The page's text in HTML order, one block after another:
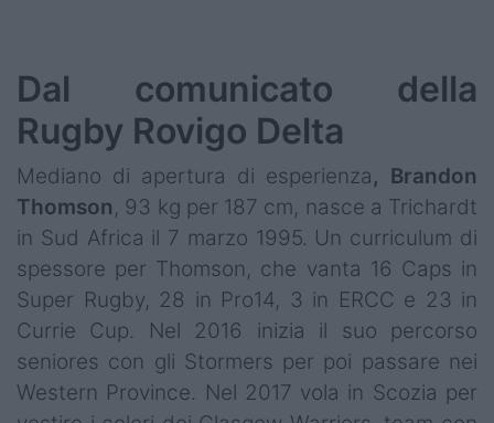
Dal comunicato della
Rugby Rovigo Delta
Mediano di apertura di esperienza, Brandon
Thomson, 93 kg per 187 cm, nasce a Trichardt
in Sud Africa il 7 marzo 1995. Un curriculum di
spessore per Thomson, che vanta 16 Caps in
Super Rugby, 28 in Pro14, 3 in ERCC e 23 in
Currie Cup. Nel 2016 inizia il suo percorso
seniores con gli Stormers per poi passare nei
Western Province. Nel 2017 vola in Scozia per